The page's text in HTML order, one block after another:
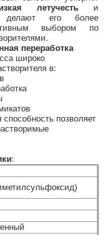
летучестьи
его более
выбором по
переработка
широко
в:
позволяет
: